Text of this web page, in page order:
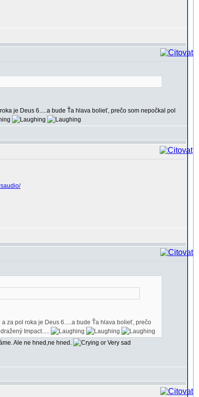
je Deus 6.....a bude Ťa hlava bolieť, prečo som nepočkal pol
za pol roka je Deus 6.....a bude Ťa hlava bolieť, prečo
Impact.....
Ale ne hned,ne hned.